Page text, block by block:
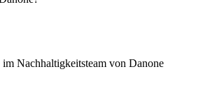
Nachhaltigkeitsteam von Danone